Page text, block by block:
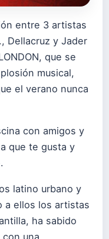
entre 3 artistas
Dellacruz y Jader
que se
musical,
el verano nunca
con amigos y
que te gusta y
latino urbano y
a ellos los artistas
ha sabido